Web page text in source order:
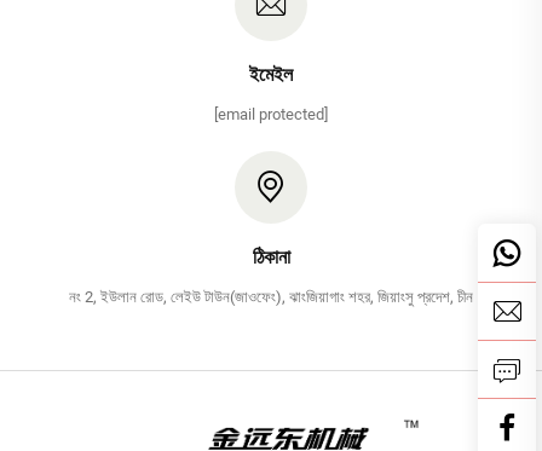
ইমেইল
[email protected]
ঠিকানা
নং 2, ইউলান রোড, লেইউ টাউন(জাওফেং), ঝাংজিয়াগাং শহর, জিয়াংসু প্রদেশ, চীন